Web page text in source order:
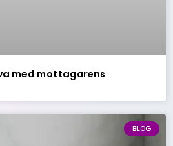
med mottagarens
BLOG